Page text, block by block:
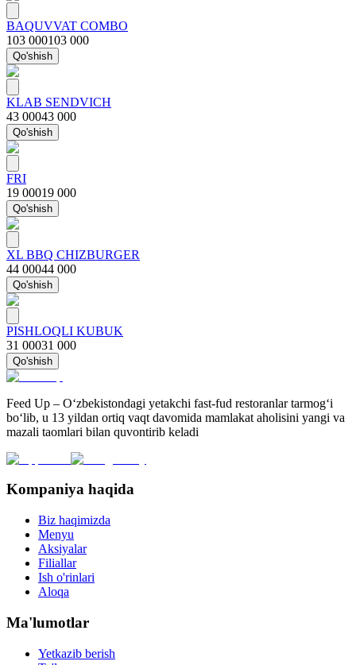
BAQUVVAT COMBO
103 000103 000
Qo'shish
KLAB SENDVICH
43 00043 000
Qo'shish
FRI
19 00019 000
Qo'shish
XL BBQ CHIZBURGER
44 00044 000
Qo'shish
PISHLOQLI KUBUK
31 00031 000
Qo'shish
Feed Up – O‘zbekistondagi yetakchi fast-fud restoranlar tarmog‘i
bo‘lib, u 13 yildan ortiq vaqt davomida mamlakat aholisini yangi va
mazali taomlari bilan quvontirib keladi
Kompaniya haqida
Biz haqimizda
Menyu
Aksiyalar
Filiallar
Ish o'rinlari
Aloqa
Ma'lumotlar
Yetkazib berish